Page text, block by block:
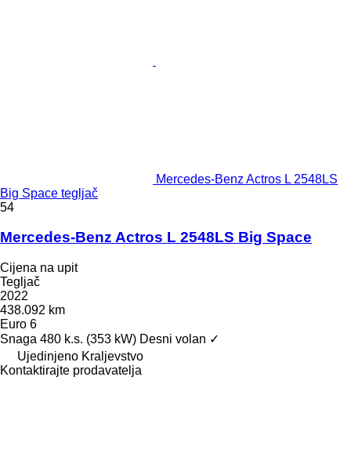
Mercedes-Benz Actros L 2548LS
Big Space tegljač
54
Mercedes-Benz Actros L 2548LS Big Space
Cijena na upit
Tegljač
2022
438.092 km
Euro 6
Snaga 480 k.s. (353 kW) Desni volan ✓
Ujedinjeno Kraljevstvo
Kontaktirajte prodavatelja